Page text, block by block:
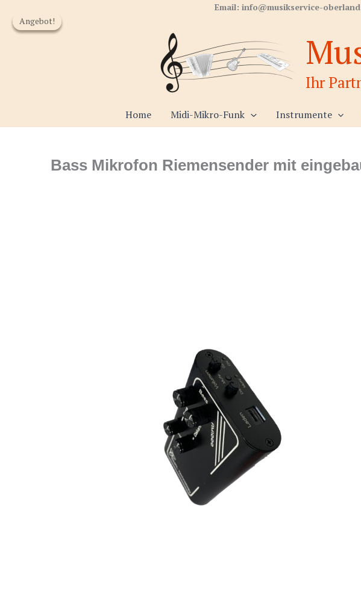
Inhalt
Email: info@musikservice-
Ihr
Home Midi-Mikro-Funk Instrumente
Bass Mikrofon Riemensender mit
Angebot!
Angebot!
Angebot!
Angebot!